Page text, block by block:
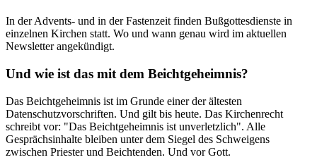
In derAdvents- und in der Fastenzeit finden Bußgottesdienste in
einzelnen Kirchen statt. Wo und wann genau wird im aktuellen
Newsletter angekündigt.
Und wie ist das mit dem Beichtgeheimnis?
Das Beichtgeheimnis ist im Grunde einer der ältesten
Datenschutzvorschriften. Und gilt bis heute. Das Kirchenrecht
schreibt vor: "Das Beichtgeheimnis ist unverletzlich". Alle
Gesprächsinhalte bleiben unter dem Siegel des Schweigens
zwischen Priester und Beichtenden. Und vor Gott.